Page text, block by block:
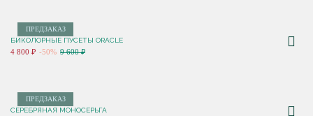
ПРЕДЗАКАЗ
БИКОЛОРНЫЕ ПУСЕТЫ ORACLE
4 800 ₽ -50% 9 600 ₽
ПРЕДЗАКАЗ
СЕРЕБРЯНАЯ МОНОСЕРЬГА